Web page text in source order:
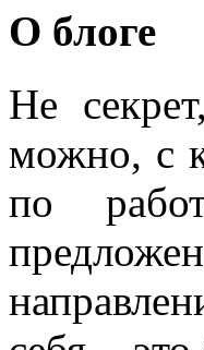
О блоге
Не
можно, с
по